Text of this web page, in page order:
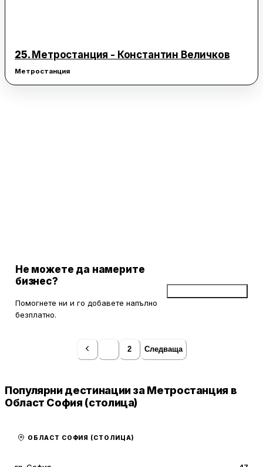
25. Метростанция - Константин Величков
Метростанция
Не можете да намерите
бизнес?
Помогнете ни и го добавете напълно
безплатно.
2 Следваща
Популярни дестинации за Метростанция в
Област София (столица)
ОБЛАСТ СОФИЯ (СТОЛИЦА)